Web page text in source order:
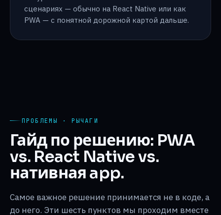
сценариях — обычно на React Native или как
PWA — с понятной дорожной картой дальше.
ПРОБЛЕМЫ · РЫЧАГИ
Гайд по решению: PWA
vs. React Native vs.
нативная app.
Самое важное решение принимается не в коде, а
до него. Эти шесть пунктов мы проходим вместе